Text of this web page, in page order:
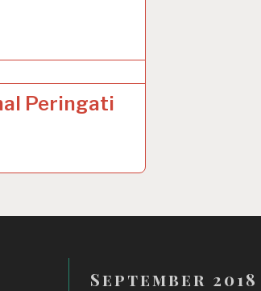
Peringati
September 2018